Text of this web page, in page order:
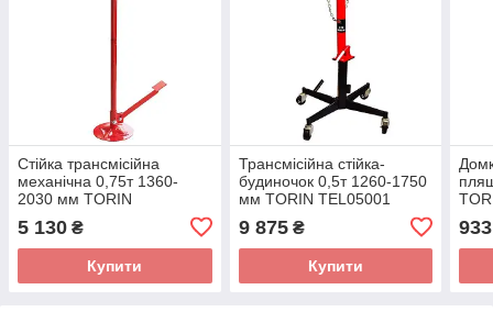
Стійка трансмісійна
механічна 0,75т 1360-
2030 мм TORIN
5 130 ₴
Купити
Трансмісійна стійка-
будиночок 0,5т 1260-1750
мм TORIN TEL05001
9 875₴
Купити
933